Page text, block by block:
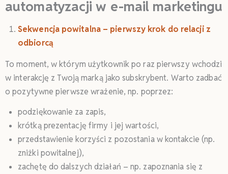
automatyzacji w e-mail marketingu
Sekwencja powitalna – pierwszy krok do relacji z
odbiorcą
To moment, w którym użytkownik po raz pierwszy wchodzi
w interakcję z Twoją marką jako subskrybent. Warto zadbać
o pozytywne pierwsze wrażenie, np. poprzez:
podziękowanie za zapis,
krótką prezentację firmy i jej wartości,
przedstawienie korzyści z pozostania w kontakcie (np.
zniżki powitalnej),
zachętę do dalszych działań – np. zapoznania się z